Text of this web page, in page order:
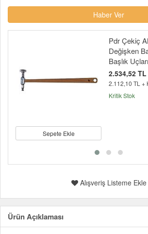
Haber Ver
Sepete Ekle
Pdr Çekiç
Değişken
Başlık Uçları
2.534,52 TL
2.112,10 TL +
Kritik Stok
Alışveriş Listeme Ekle
Ürün Açıklaması